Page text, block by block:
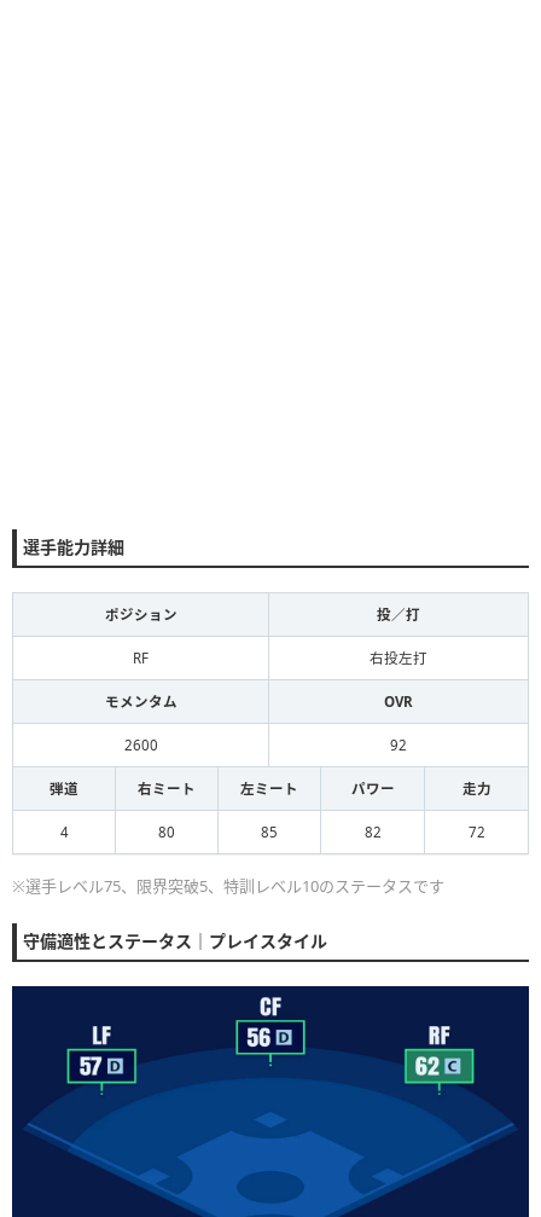
選手能力詳細
ポジション 投／打
RF 右投左打
モメンタム OVR
2600 92
弾道 右ミート 左ミート パワー 走力
4 80 85 82 72
※選手レベル75、限界突破5、特訓レベル10のステータスです
守備適性とステータス｜プレイスタイル